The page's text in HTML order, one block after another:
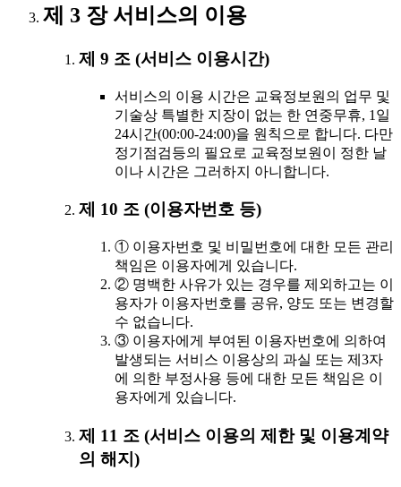
제 3 장 서비스의 이용
제 9 조 (서비스 이용시간)
서비스의 이용 시간은 교육정보원의 업무 및
기술상 특별한 지장이 없는 한 연중무휴, 1일
24시간(00:00-24:00)을 원칙으로 합니다. 다만
정기점검등의 필요로 교육정보원이 정한 날
이나 시간은 그러하지 아니합니다.
제 10 조 (이용자번호 등)
① 이용자번호 및 비밀번호에 대한 모든 관리
책임은 이용자에게 있습니다.
② 명백한 사유가 있는 경우를 제외하고는 이
용자가 이용자번호를 공유, 양도 또는 변경할
수 없습니다.
③ 이용자에게 부여된 이용자번호에 의하여
발생되는 서비스 이용상의 과실 또는 제3자
에 의한 부정사용 등에 대한 모든 책임은 이
용자에게 있습니다.
제 11 조 (서비스 이용의 제한 및 이용계약
의 해지)